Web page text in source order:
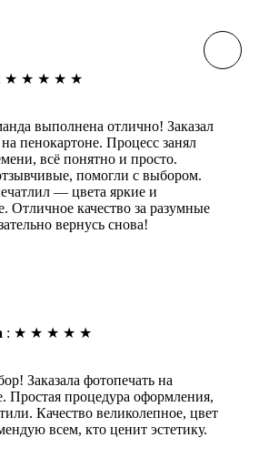
★ ★ ★ ★ ★
выполнена отлично! Заказал
пенокартоне. Процесс занял
всё понятно и просто.
помогли с выбором.
— цвета яркие и
Отличное качество за разумные
вернусь снова!
: ★ ★ ★ ★ ★
Заказала фотопечать на
Простая процедура оформления,
Качество великолепное, цвет
всем, кто ценит эстетику.